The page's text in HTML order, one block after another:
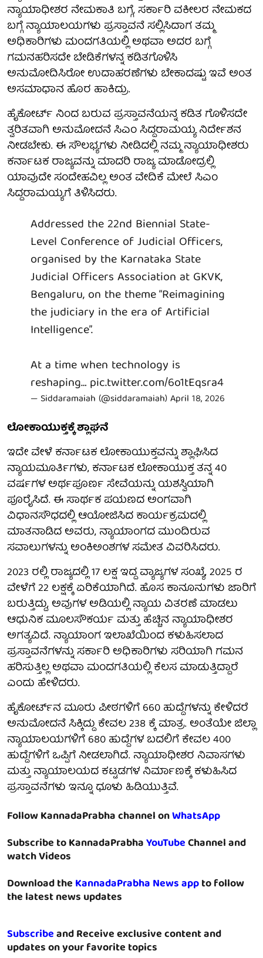
ನ್ಯಾಯಾಧೀಶರ ನೇಮಕಾತಿ ಬಗ್ಗೆ, ಸರ್ಕಾರಿ ವಕೀಲರ ನೇಮಕದ
ಬಗ್ಗೆ ನ್ಯಾಯಾಲಯಗಳು ಪ್ರಸ್ತಾವನೆ ಸಲ್ಲಿಸಿದಾಗ ತಮ್ಮ
ಅಧಿಕಾರಿಗಳು ಮಂದಗತಿಯಲ್ಲಿ ಅಥವಾ ಅದರ ಬಗ್ಗೆ
ಗಮನಹರಿಸದೇ ಬೇಡಿಕೆಗಳನ್ನ ಕಡಿತಗೊಳಿಸಿ
ಅನುಮೋದಿಸಿರೋ ಉದಾಹರಣೆಗಳು ಬೇಕಾದಷ್ಟು ಇವೆ ಅಂತ
ಅಸಮಾಧಾನ ಹೊರ ಹಾಕಿದ್ರು.
ಹೈಕೋರ್ಟ್ ನಿಂದ ಬರುವ ಪ್ರಸ್ತಾವನೆಯನ್ನ ಕಡಿತ ಗೊಳಿಸದೇ
ತ್ವರಿತವಾಗಿ ಅನುಮೋದನೆ ಸಿಎಂ ಸಿದ್ದರಾಮಯ್ಯ ನಿರ್ದೇಶನ
ನೀಡಬೇಕು. ಈ ಸೌಲಭ್ಯಗಳು ನೀಡಿದಲ್ಲಿ ನಮ್ಮ ನ್ಯಾಯಾಧೀಶರು
ಕರ್ನಾಟಕ ರಾಜ್ಯವನ್ನು ಮಾದರಿ ರಾಜ್ಯ ಮಾಡೋದ್ರಲ್ಲಿ
ಯಾವುದೇ ಸಂದೇಹವಿಲ್ಲ ಅಂತ ವೇದಿಕೆ ಮೇಲೆ ಸಿಎಂ
ಸಿದ್ದರಾಮಯ್ಯಗೆ ತಿಳಿಸಿದರು.
Addressed the 22nd Biennial State-
Level Conference of Judicial Officers,
organised by the Karnataka State
Judicial Officers Association at GKVK,
Bengaluru, on the theme “Reimagining
the judiciary in the era of Artificial
Intelligence”.
At a time when technology is
reshaping… pic.twitter.com/6o1tEqsra4
— Siddaramaiah (@siddaramaiah)April 18, 2026
ಲೋಕಾಯುಕ್ತಕ್ಕೆ ಶ್ಲಾಘನೆ
ಇದೇ ವೇಳೆ ಕರ್ನಾಟಕ ಲೋಕಾಯುಕ್ತವನ್ನು ಶ್ಲಾಘಿಸಿದ
ನ್ಯಾಯಮೂರ್ತಿಗಳು, ಕರ್ನಾಟಕ ಲೋಕಾಯುಕ್ತ ತನ್ನ 40
ವರ್ಷಗಳ ಅರ್ಥಪೂರ್ಣ ಸೇವೆಯನ್ನು ಯಶಸ್ವಿಯಾಗಿ
ಪೂರೈಸಿದೆ. ಈ ಸಾರ್ಥಕ ಪಯಣದ ಅಂಗವಾಗಿ
ವಿಧಾನಸೌಧದಲ್ಲಿ ಆಯೋಜಿಸಿದ ಕಾರ್ಯಕ್ರಮದಲ್ಲಿ
ಮಾತನಾಡಿದ ಅವರು, ನ್ಯಾಯಾಂಗದ ಮುಂದಿರುವ
ಸವಾಲುಗಳನ್ನು ಅಂಕಿಅಂಶಗಳ ಸಮೇತ ವಿವರಿಸಿದರು.
2023 ರಲ್ಲಿ ರಾಜ್ಯದಲ್ಲಿ 17 ಲಕ್ಷ ಇದ್ದ ವ್ಯಾಜ್ಯಗಳ ಸಂಖ್ಯೆ, 2025 ರ
ವೇಳೆಗೆ 22 ಲಕ್ಷಕ್ಕೆ ಏರಿಕೆಯಾಗಿದೆ. ಹೊಸ ಕಾನೂನುಗಳು ಜಾರಿಗೆ
ಬರುತ್ತಿದ್ದು, ಅವುಗಳ ಅಡಿಯಲ್ಲಿ ನ್ಯಾಯ ವಿತರಣೆ ಮಾಡಲು
ಆಧುನಿಕ ಮೂಲಸೌಕರ್ಯ ಮತ್ತು ಹೆಚ್ಚಿನ ನ್ಯಾಯಾಧೀಶರ
ಅಗತ್ಯವಿದೆ. ನ್ಯಾಯಾಂಗ ಇಲಾಖೆಯಿಂದ ಕಳುಹಿಸಲಾದ
ಪ್ರಸ್ತಾವನೆಗಳನ್ನು ಸರ್ಕಾರಿ ಅಧಿಕಾರಿಗಳು ಸರಿಯಾಗಿ ಗಮನ
ಹರಿಸುತ್ತಿಲ್ಲ ಅಥವಾ ಮಂದಗತಿಯಲ್ಲಿ ಕೆಲಸ ಮಾಡುತ್ತಿದ್ದಾರೆ
ಎಂದು ಹೇಳಿದರು.
ಹೈಕೋರ್ಟ್‌ನ ಮೂರು ಪೀಠಗಳಿಗೆ 660 ಹುದ್ದೆಗಳನ್ನು ಕೇಳಿದರೆ
ಅನುಮೋದನೆ ಸಿಕ್ಕಿದ್ದು ಕೇವಲ 238 ಕ್ಕೆ ಮಾತ್ರ. ಅಂತೆಯೇ ಜಿಲ್ಲಾ
ನ್ಯಾಯಾಲಯಗಳಿಗೆ 680 ಹುದ್ದೆಗಳ ಬದಲಿಗೆ ಕೇವಲ 400
ಹುದ್ದೆಗಳಿಗೆ ಒಪ್ಪಿಗೆ ನೀಡಲಾಗಿದೆ. ನ್ಯಾಯಾಧೀಶರ ನಿವಾಸಗಳು
ಮತ್ತು ನ್ಯಾಯಾಲಯದ ಕಟ್ಟಡಗಳ ನಿರ್ಮಾಣಕ್ಕೆ ಕಳುಹಿಸಿದ
ಪ್ರಸ್ತಾವನೆಗಳು ಇನ್ನೂ ಧೂಳು ಹಿಡಿಯುತ್ತಿವೆ.
Follow KannadaPrabha channel onWhatsApp
Subscribe to KannadaPrabhaYouTubeChannel and
watch Videos
Download theKannadaPrabha News appto follow
the latest news updates
Subscribeand Receive exclusive content and
updates on your favorite topics